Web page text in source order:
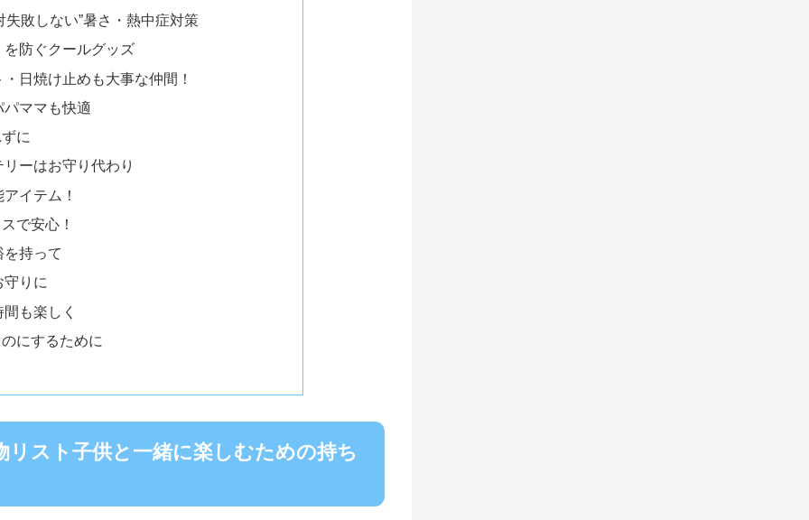
敗しない”暑さ・熱中症対策
防ぐクールグッズ
日焼け止めも大事な仲間！
ママも快適
に
ーはお守り代わり
イテム！
で安心！
持って
りに
も楽しく
にするために
スト子供と一緒に楽しむための持ち